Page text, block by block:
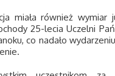
miała również wymiar
25-lecia Uczelni
co nadało